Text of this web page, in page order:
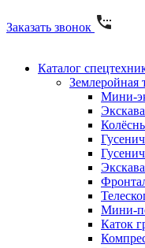
Заказать звонок
Каталог
Землеройная
Мини-
Мини-
Каток